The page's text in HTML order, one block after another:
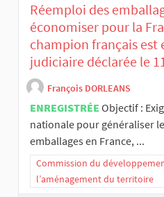
Réemploi des
économiser pour la
champion français
judiciaire déclarée le
François DORLEANS
ENREGISTRÉE Objectif :
nationale pour généraliser
emballages en France, ...
Commission du
l’aménagement du territoire